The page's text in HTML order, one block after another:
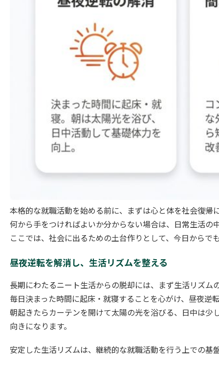
本格的な就職活動を始める前に、まずは心と体を社会復帰
何から手をつければよいか分からない場合は、日常生活
ここでは、社会に出るための土台作りとして、今日からで
昼夜逆転を解消し、生活リズムを整える
長期にわたるニート生活からの脱却には、まず生活リズム
毎日決まった時間に起床・就寝することを心がけ、昼夜逆
朝起きたらカーテンを開けて太陽の光を浴びる、日中は
向きになります。
安定した生活リズムは、継続的な就職活動を行う上での基